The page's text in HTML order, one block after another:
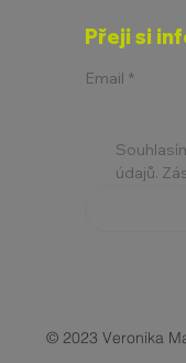
Přeji si
Email *
údajů.
© 2023 Veronika